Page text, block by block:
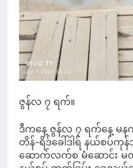
ဇွန်လ ၇ ရက်။
ဒီကနေ့ ဇွန်လ ၇ ရက်နေ့ မန
တိန်-ရိဒ်ခေါ်ဒါရ် နယ်စပ်ကု
ဆောက်လက်စ မံဆောင်း မ